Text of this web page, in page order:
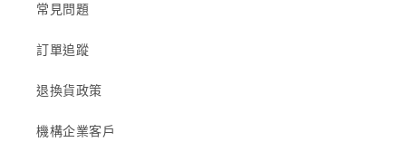
常見問題
訂單追蹤
退換貨政策
機構企業客戶